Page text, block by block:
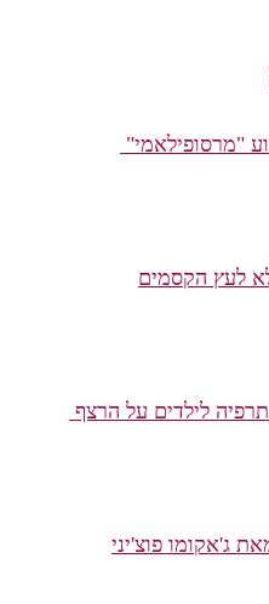
"מרסופילאמי"
לעץ הקסמים
לילדים על הרצף
ג'אקומו פוצ'יני